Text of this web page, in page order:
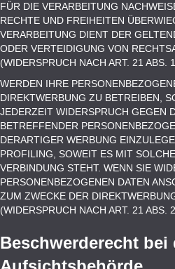
FÜR DIE VERARBEITUNG
RECHTE UND FREIHEITEN
VERARBEITUNG DIENT DER
ODER VERTEIDIGUNG VON
(WIDERSPRUCH NACH ART. 21 ABS.
WERDEN IHRE
DIREKTWERBUNG ZU BETREIBEN,
JEDERZEIT WIDERSPRUCH GEGEN
BETREFFENDER
DERARTIGER WERBUNG
PROFILING, SOWEIT ES MIT
VERBINDUNG STEHT. WENN SIE
PERSONENBEZOGENEN DATEN
ZUM ZWECKE DER
(WIDERSPRUCH NACH ART. 21 ABS.
Beschwerde­recht